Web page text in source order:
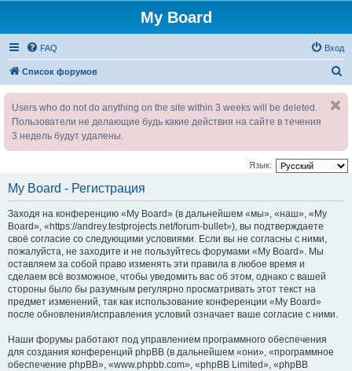
My Board
FAQ Вход
Список форумов
Users who do not do anything on the site within 3 weeks will be deleted.
Пользователи не делающие будь какие действия на сайте в течения
3 недель будут удалены.
Язык:
My Board - Регистрация
Заходя на конференцию «My Board» (в дальнейшем «мы», «наш», «My
Board», «https://andrey.testprojects.net/forum-bullet»), вы подтверждаете
своё согласие со следующими условиями. Если вы не согласны с ними,
пожалуйста, не заходите и не пользуйтесь форумами «My Board». Мы
оставляем за собой право изменять эти правила в любое время и
сделаем всё возможное, чтобы уведомить вас об этом, однако с вашей
стороны было бы разумным регулярно просматривать этот текст на
предмет изменений, так как использование конференции «My Board»
после обновления/исправления условий означает ваше согласие с ними.
Наши форумы работают под управлением программного обеспечения
для создания конференций phpBB (в дальнейшем «они», «программное
обеспечение phpBB», «www.phpbb.com», «phpBB Limited», «phpBB